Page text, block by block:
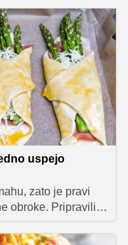
da vročino
uspejo
zato je pravi
obroke. Pripravili
kremno juho,
jed s